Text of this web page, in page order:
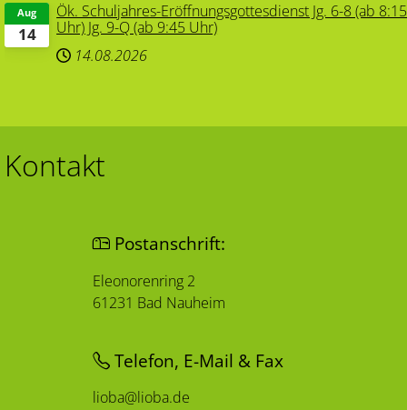
14
Aug
Ök. Schuljahres-Eröffnungsgottesdienst Jg. 6-8 (ab 8:15
Uhr) Jg. 9-Q (ab 9:45 Uhr)
14.08.2026
Kontakt
Postanschrift:
Eleonorenring 2
61231 Bad Nauheim
Telefon, E-Mail & Fax
lioba@lioba.de